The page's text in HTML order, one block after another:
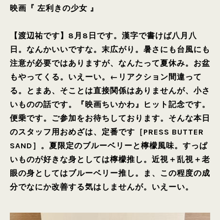
映画『 左利きの少女 』
【渡辺祐です】8月8日です。漢字で書けば八月八
日。なんかいいですな。末広がり。暑さにも台風にも
注意が必要ではありますが、なんたって夏休み。お盆
もやってくる。いえーい。←リアクション間違って
る。とまあ、そことは直接関係はありませんが、小さ
いものの話です。『映画ちいかわ』ヒット記念です。
便乗です。ご参加をお待ちしております。そんな本日
のスタッフ用おめざは、定番です［PRESS BUTTER
SAND］。夏限定のブルーベリーと檸檬風味。すっぱ
いものが好きな身としては檸檬推し。近視＋乱視＋老
眼の身としてはブルーベリー推し。ま、この程度の成
分でなにか改善する気はしませんが。いえーい。